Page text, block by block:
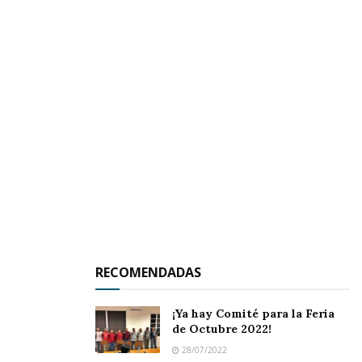
RECOMENDADAS
¡Ya hay Comité para la Feria
de Octubre 2022!
28/07/2022